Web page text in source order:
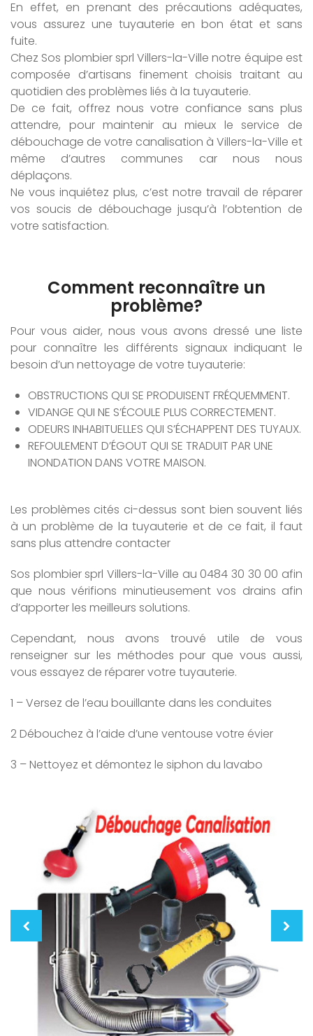
En effet, en prenant des précautions adéquates,
vous assurez une tuyauterie en bon état et sans
fuite.
Chez Sos plombier sprl Villers-la-Ville notre équipe est
composée d’artisans finement choisis traitant au
quotidien des problèmes liés à la tuyauterie.
De ce fait, offrez nous votre confiance sans plus
attendre, pour maintenir au mieux le service de
débouchage de votre canalisation à Villers-la-Ville et
même d’autres communes car nous nous
déplaçons.
Ne vous inquiétez plus, c’est notre travail de réparer
vos soucis de débouchage jusqu’à l’obtention de
votre satisfaction.
Comment reconnaître un
problème?
Pour vous aider, nous vous avons dressé une liste
pour connaître les différents signaux indiquant le
besoin d’un nettoyage de votre tuyauterie:
OBSTRUCTIONS QUI SE PRODUISENT FRÉQUEMMENT.
VIDANGE QUI NE S’ÉCOULE PLUS CORRECTEMENT.
ODEURS INHABITUELLES QUI S’ÉCHAPPENT DES TUYAUX.
REFOULEMENT D’ÉGOUT QUI SE TRADUIT PAR UNE
INONDATION DANS VOTRE MAISON.
Les problèmes cités ci-dessus sont bien souvent liés
à un problème de la tuyauterie et de ce fait, il faut
sans plus attendre contacter
Sos plombier sprl Villers-la-Ville au 0484 30 30 00 afin
que nous vérifions minutieusement vos drains afin
d’apporter les meilleurs solutions.
Cependant, nous avons trouvé utile de vous
renseigner sur les méthodes pour que vous aussi,
vous essayez de réparer votre tuyauterie.
1 – Versez de l’eau bouillante dans les conduites
2 Débouchez à l’aide d’une ventouse votre évier
3 – Nettoyez et démontez le siphon du lavabo